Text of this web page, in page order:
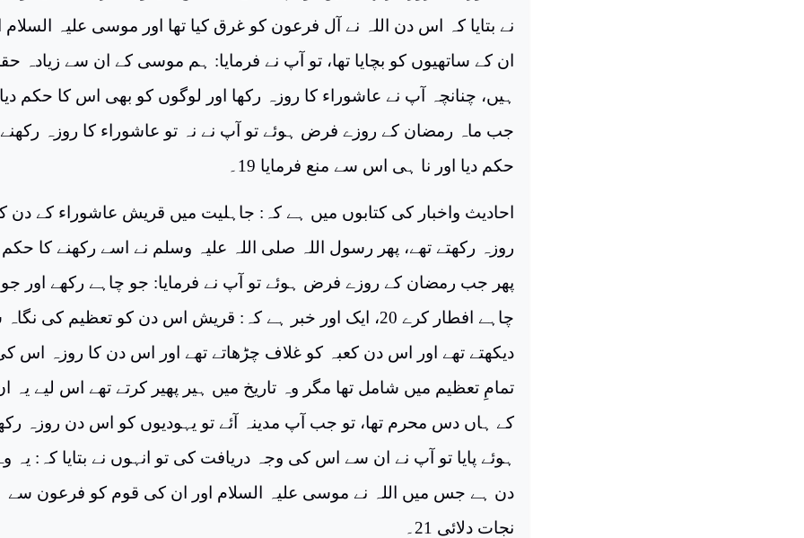
نے بتایا کہ اس دن اللہ نے آل فرعون کو غرق کیا تھا اور موسی علیہ السلام
ان کے ساتھیوں کو بچایا تھا، تو آپ نے فرمایا: ہم موسی کے ان سے زیادہ
ہیں، چنانچہ آپ نے عاشوراء کا روزہ رکھا اور لوگوں کو بھی اس کا حکم
جب ماہ رمضان کے روزے فرض ہوئے تو آپ نے نہ تو عاشوراء کا روزہ رکھنے
حکم دیا اور نا ہی اس سے منع فرمایا 19۔
احادیث واخبار کی کتابوں میں ہے کہ: جاہلیت میں قریش عاشوراء کے دن
روزہ رکھتے تھے، پھر رسول اللہ صلی اللہ علیہ وسلم نے اسے رکھنے کا حکم
پھر جب رمضان کے روزے فرض ہوئے تو آپ نے فرمایا: جو چاہے رکھے اور جو
چاہے افطار کرے 20، ایک اور خبر ہے کہ: قریش اس دن کو تعظیم کی
دیکھتے تھے اور اس دن کعبہ کو غلاف چڑھاتے تھے اور اس دن کا روزہ اس
تمامِ تعظیم میں شامل تھا مگر وہ تاریخ میں ہیر پھیر کرتے تھے اس لیے یہ
کے ہاں دس محرم تھا، تو جب آپ مدینہ آئے تو یہودیوں کو اس دن روزہ
ہوئے پایا تو آپ نے ان سے اس کی وجہ دریافت کی تو انہوں نے بتایا کہ: یہ وہ
دن ہے جس میں اللہ نے موسی علیہ السلام اور ان کی قوم کو فرعون سے
نجات دلائی 21۔